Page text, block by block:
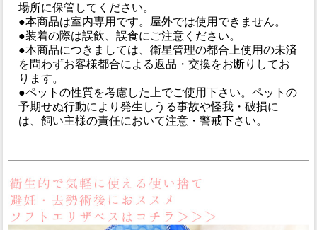
場所に保管してください。
●本商品は室内専用です。屋外では使用できません。
●装着の際は誤飲、誤食にご注意ください。
●本商品につきましては、衛星管理の都合上使用の未済
を問わずお客様都合による返品・交換をお断りしてお
ります。
●ペットの性質を考慮した上でご使用下さい。ペットの
予期せぬ行動により発生しうる事故や怪我・破損に
は、飼い主様の責任において注意・警戒下さい。